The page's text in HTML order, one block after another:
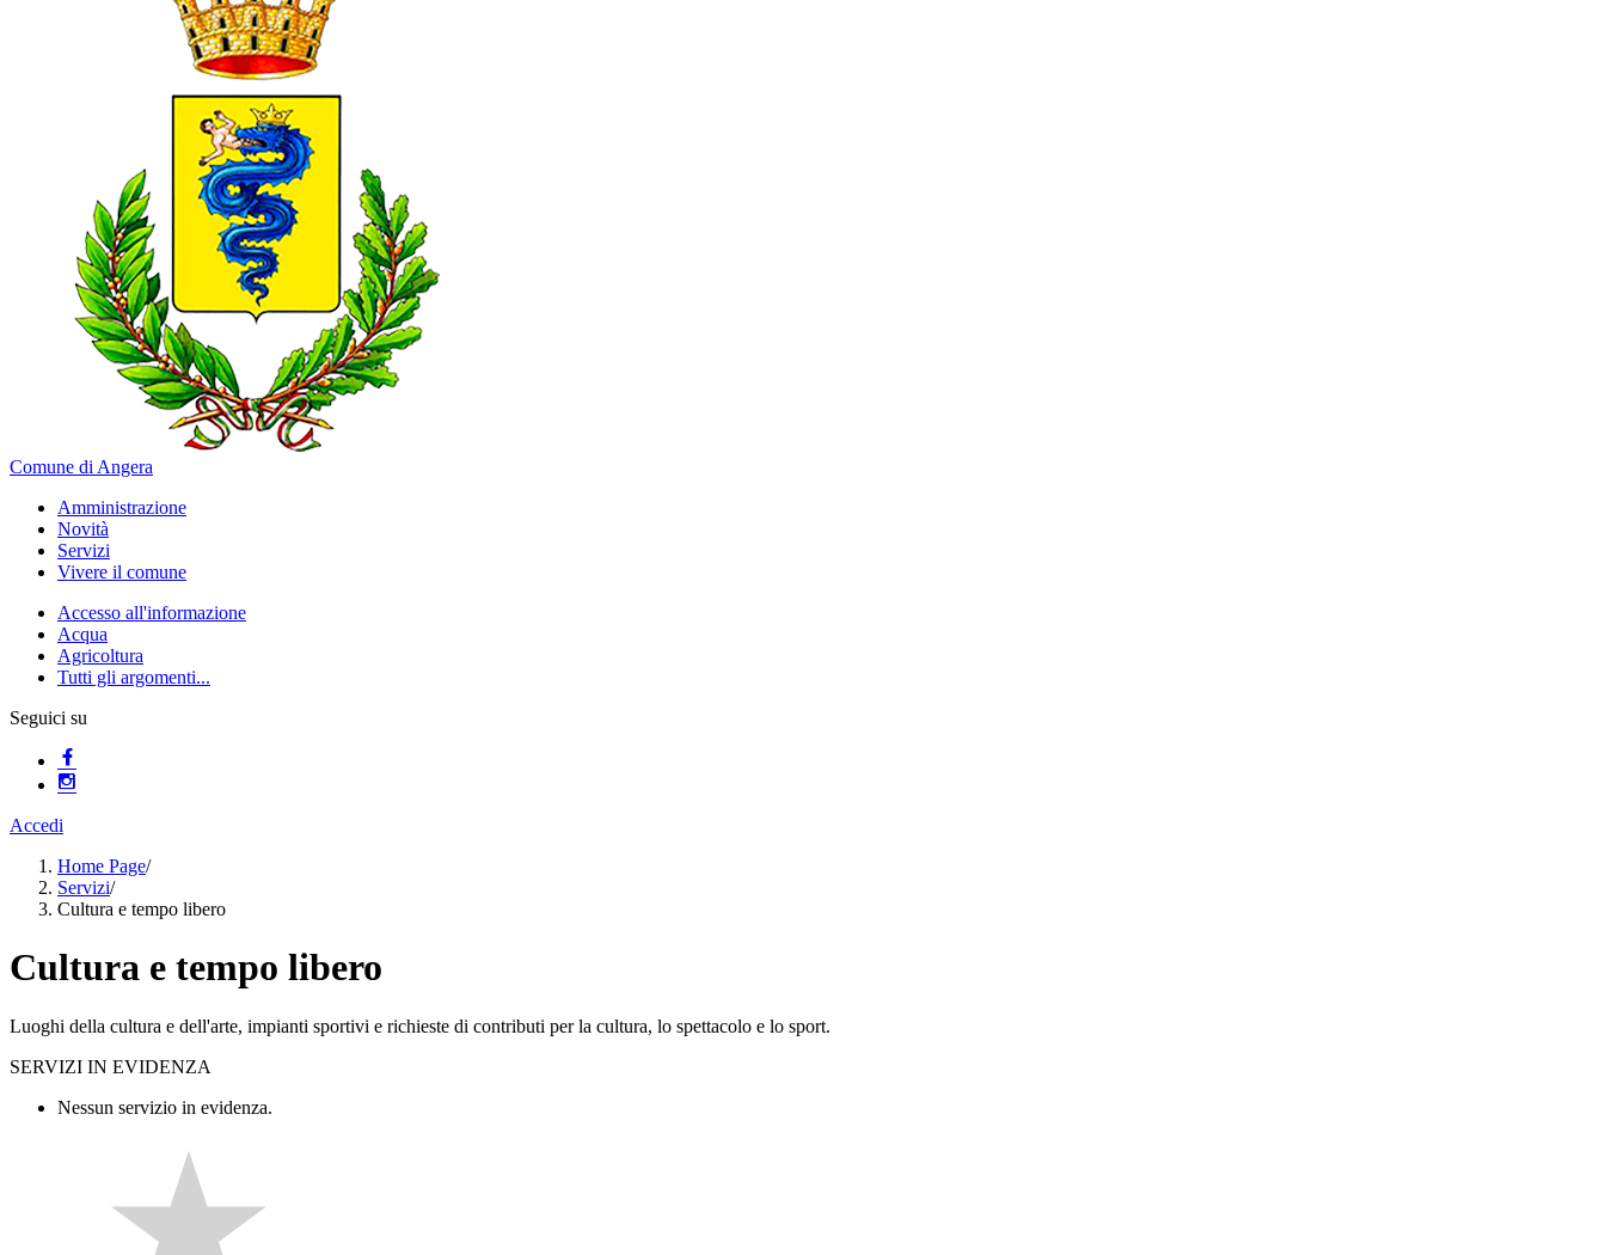
Comune di Angera
Amministrazione
Novità
Servizi
Vivere il comune
Accesso all'informazione
Acqua
Agricoltura
Tutti gli argomenti...
Seguici su
Accedi
Home Page/
Servizi/
Cultura e tempo libero
Cultura e tempo libero
Luoghi della cultura e dell'arte, impianti sportivi e richieste di contributi per la cultura, lo spettacolo e lo sport.
SERVIZI IN EVIDENZA
Nessun servizio in evidenza.